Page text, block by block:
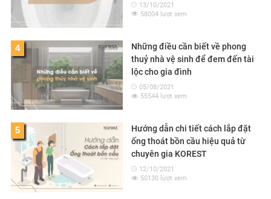
13/10/2021
58004 lượt xem
4
Những điều cần biết về phong
thuỷ nhà vệ sinh để đem đến tài
lộc cho gia đình
05/08/2021
55544 lượt xem
5
Hướng dẫn chi tiết cách lắp đặt
ống thoát bồn cầu hiệu quả từ
chuyên gia KOREST
12/10/2021
50130 lượt xem